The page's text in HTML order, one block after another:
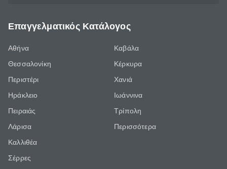
Επαγγελματικός Κατάλογος
Αθήνα
Θεσσαλονίκη
Περιστέρι
Ηράκλειο
Πειραιάς
Λάρισα
Καλλιθέα
Σέρρες
Καβάλα
Κέρκυρα
Χανιά
Ιωάννινα
Τρίπολη
Περισσότερα